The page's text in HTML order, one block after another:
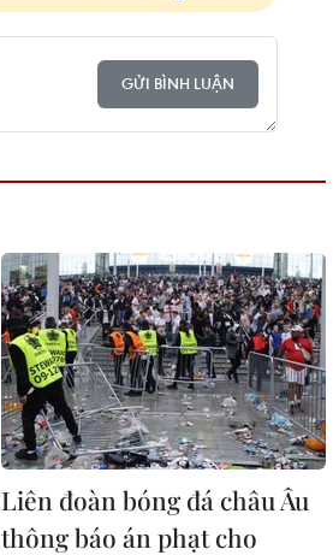
GỬI BÌNH LUẬN
Liên đoàn bóng đá châu Âu
thông báo án phạt cho